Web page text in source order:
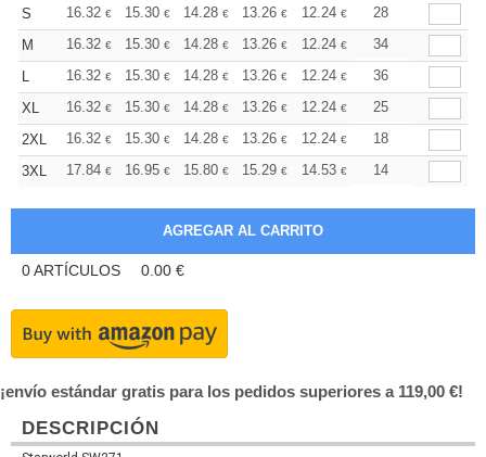
S
16.32 € 15.30 € 14.28 € 13.26 € 12.24 € 11.73
28
M
16.32 € 15.30 € 14.28 € 13.26 € 12.24 € 11.73
34
L
16.32 € 15.30 € 14.28 € 13.26 € 12.24 € 11.73
36
XL
16.32 € 15.30 € 14.28 € 13.26 € 12.24 € 11.73
25
2XL
16.32 € 15.30 € 14.28 € 13.26 € 12.24 € 11.73
18
3XL
17.84 € 16.95 € 15.80 € 15.29 € 14.53 € 14.14
14
0ARTÍCULOS 0.00 €
¡envío estándar gratis para los pedidos superiores a 119,00 €!
DESCRIPCIÓN